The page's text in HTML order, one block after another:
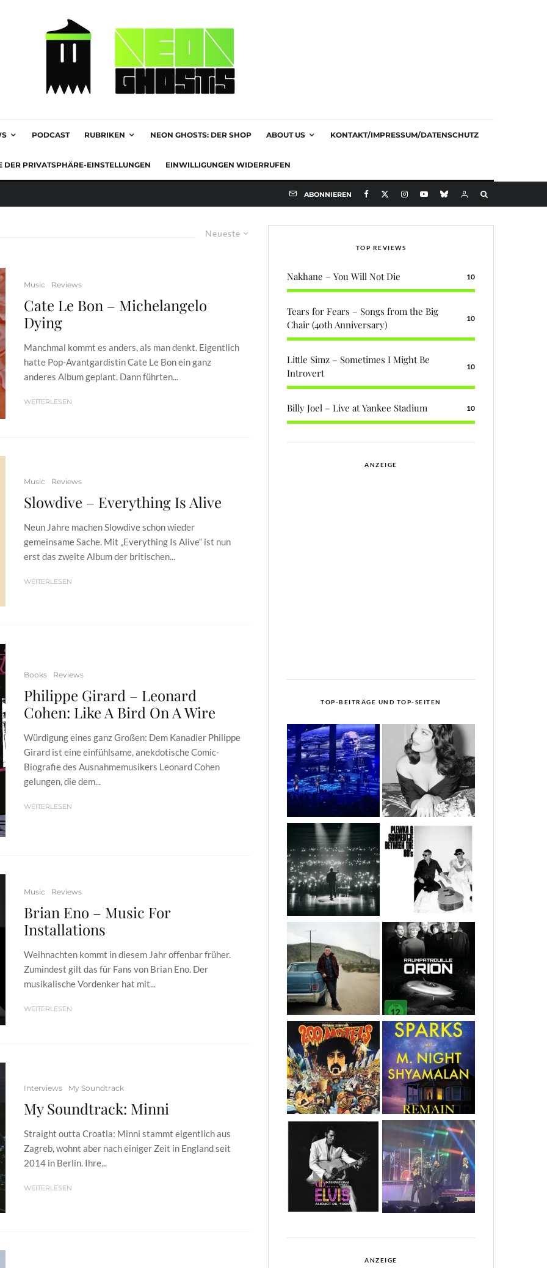
PODCAST RUBRIKEN NEON GHOSTS: DER SHOP ABOUT US KONTAKT/IMPRESSUM/DATENSCHUTZ
DER PRIVATSPHÄRE-EINSTELLUNGEN EINWILLIGUNGEN WIDERRUFEN
ABONNIEREN
Neueste
Music Reviews
Cate Le Bon – Michelangelo
Dying
Manchmal kommt es anders, als man denkt. Eigentlich
hatte Pop-Avantgardistin Cate Le Bon ein ganz
anderes Album geplant. Dann führten...
WEITERLESEN
Music Reviews
Slowdive – Everything Is Alive
Neun Jahre machen Slowdive schon wieder
gemeinsame Sache. Mit „Everything Is Alive“ ist nun
erst das zweite Album der britischen...
WEITERLESEN
Books Reviews
Philippe Girard – Leonard
Cohen: Like A Bird On A Wire
Würdigung eines ganz Großen: Dem Kanadier Philippe
Girard ist eine einfühlsame, anekdotische Comic-
Biografie des Ausnahmemusikers Leonard Cohen
gelungen, die dem...
WEITERLESEN
Music Reviews
Brian Eno – Music For
Installations
Weihnachten kommt in diesem Jahr offenbar früher.
Zumindest gilt das für Fans von Brian Eno. Der
musikalische Vordenker hat mit...
WEITERLESEN
Interviews My Soundtrack
My Soundtrack: Minni
Straight outta Croatia: Minni stammt eigentlich aus
Zagreb, wohnt aber nach einiger Zeit in England seit
2014 in Berlin. Ihre...
WEITERLESEN
TOP REVIEWS
Nakhane – You Will Not Die 10
Tears for Fears – Songs from the Big
Chair (40th Anniversary)
10
Little Simz – Sometimes I Might Be
Introvert
10
Billy Joel – Live at Yankee Stadium 10
ANZEIGE
TOP-BEITRÄGE UND TOP-SEITEN
ANZEIGE